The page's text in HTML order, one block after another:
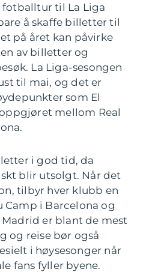
fotballtur til La Liga
å skaffe billetter til
på året kan påvirke
av billetter og
La Liga-sesongen
til mai, og det er
som El
mellom Real
i god tid, da
blir utsolgt. Når det
tilbyr hver klubb en
i Barcelona og
er blant de mest
og reise bør også
i høysesonger når
fans fyller byene.